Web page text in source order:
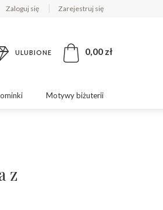
Zaloguj się Zarejestruj się
ULUBIONE 0,00 zł
Motywy biżuterii
z